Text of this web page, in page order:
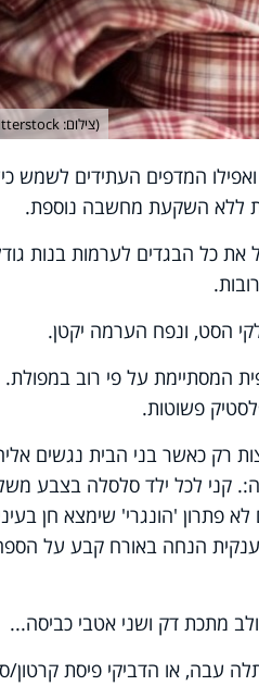
(צילום: shutterstock)
המדפים העתידים לשמש
ללא השקעת מחשבה נוספת.
את כל הבגדים לערמות בנות
הסט, ונפח הערמה יקטן.
המסתיימת על פי רוב במפולת.
פשוטות.
רק כאשר בני הבית נגשים
קני לכל ילד סלסלה בצבע
פתרון 'הונגרי' שימצא חן
ענקית הנחה באורח קבע על
מתכת דק ושני אטבי כביסה...
עבה, או הדביקי פיסת קרטון/